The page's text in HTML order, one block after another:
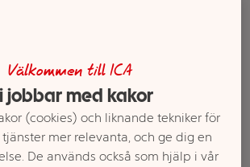
Red
kan variera mellan butikerna
Välkommen till ICA
jobbar med kakor
(cookies) och liknande tekniker för
mer relevanta, och ge dig en
De används också som hjälp i vår